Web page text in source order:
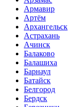
Армавир
Артём
Архангельск
Астрахань
Ачинск
Балаково
Балашиха
Барнаул
Батайск
Белгород
Бердск